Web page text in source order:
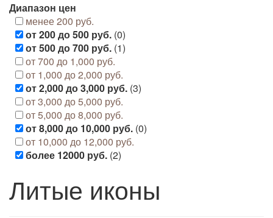
Диапазон цен
менее 200 руб.
от 200 до 500 руб. (0)
от 500 до 700 руб. (1)
от 700 до 1,000 руб.
от 1,000 до 2,000 руб.
от 2,000 до 3,000 руб. (3)
от 3,000 до 5,000 руб.
от 5,000 до 8,000 руб.
от 8,000 до 10,000 руб. (0)
от 10,000 до 12,000 руб.
более 12000 руб. (2)
Литые иконы